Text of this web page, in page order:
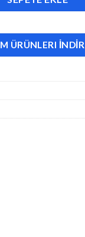
ÜRÜNLERI İNDİR